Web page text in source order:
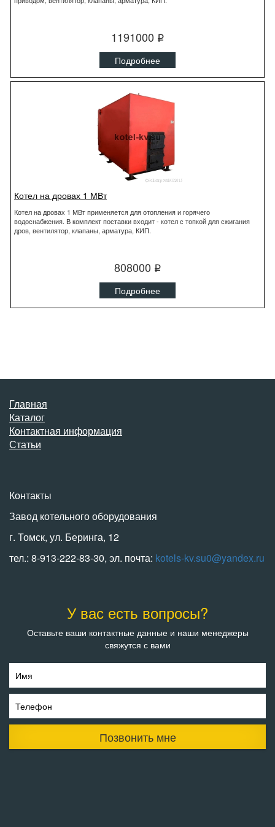
1191000 q
Подробнее
Котел на дровах 1 МВт
Котел на дровах 1 МВт применяется для отопления и горячего
водоснабжения. В комплект поставки входит - котел с топкой для сжигания
дров, вентилятор, клапаны, арматура, КИП.
808000 q
Подробнее
Главная
Каталог
Контактная информация
Статьи
Контакты
Завод котельного оборудования
г. Томск, ул. Беринга, 12
тел.: 8-913-222-83-30, эл. почта: kotels-kv.su0@yandex.ru
У вас есть вопросы?
Оставьте ваши контактные данные и наши менеджеры
свяжутся с вами
Имя
Телефон
Позвонить мне